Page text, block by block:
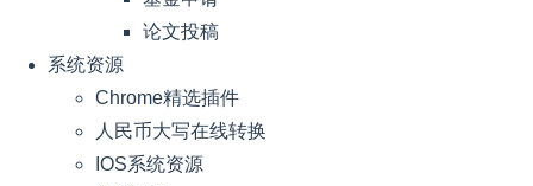
论文投稿
系统资源
Chrome精选插件
人民币大写在线转换
IOS系统资源